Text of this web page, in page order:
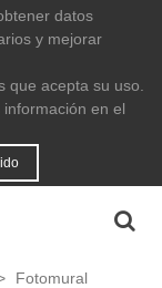
datos
y mejorar
que acepta su uso.
en el
Fotomural